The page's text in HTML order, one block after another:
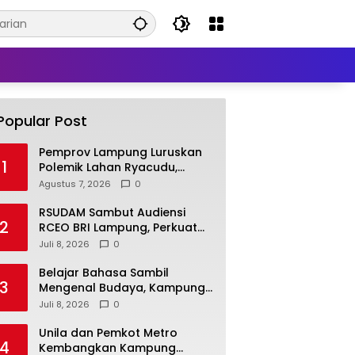
Post
1
Pemprov Lampung Luruskan
Polemik Lahan Ryacudu,
Tegaskan Tanah yang
Provinsi
Agustus 7, 2026 0
2
RSUDAM Sambut Audiensi
RCEO BRI Lampung, Perkuat
Kolaborasi untuk
SDM
Juli 8, 2026 0
3
Belajar Bahasa Sambil
Mengenal Budaya, Kampung
Prancis Metro Diminati
Juli 8, 2026 0
4
Unila dan Pemkot Metro
Kembangkan Kampung